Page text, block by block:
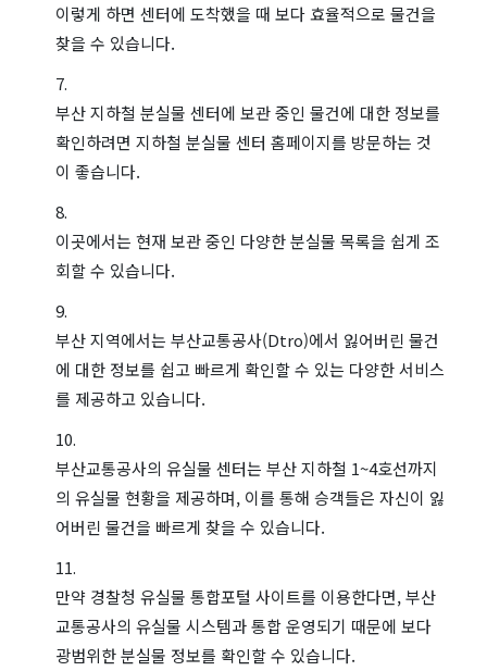
이렇게 하면 센터에 도착했을 때 보다 효율적으로 물건을
찾을 수 있습니다.
부산 지하철 분실물 센터에 보관 중인 물건에 대한 정보를
확인하려면 지하철 분실물 센터 홈페이지를 방문하는 것
이 좋습니다.
이곳에서는 현재 보관 중인 다양한 분실물 목록을 쉽게 조
회할 수 있습니다.
부산 지역에서는 부산교통공사(Dtro)에서 잃어버린 물건
에 대한 정보를 쉽고 빠르게 확인할 수 있는 다양한 서비스
를 제공하고 있습니다.
부산교통공사의 유실물 센터는 부산 지하철 1~4호선까지
의 유실물 현황을 제공하며, 이를 통해 승객들은 자신이 잃
어버린 물건을 빠르게 찾을 수 있습니다.
만약 경찰청 유실물 통합포털 사이트를 이용한다면, 부산
교통공사의 유실물 시스템과 통합 운영되기 때문에 보다
광범위한 분실물 정보를 확인할 수 있습니다.